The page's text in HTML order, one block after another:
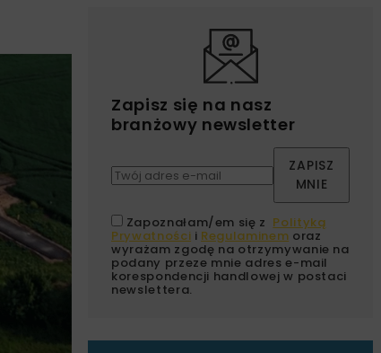
Zapisz się na nasz
branżowy newsletter
ZAPISZ
MNIE
Zapoznałam/em się z Polityką
Prywatności i Regulaminem oraz
wyrażam zgodę na otrzymywanie na
podany przeze mnie adres e-mail
korespondencji handlowej w postaci
newslettera.